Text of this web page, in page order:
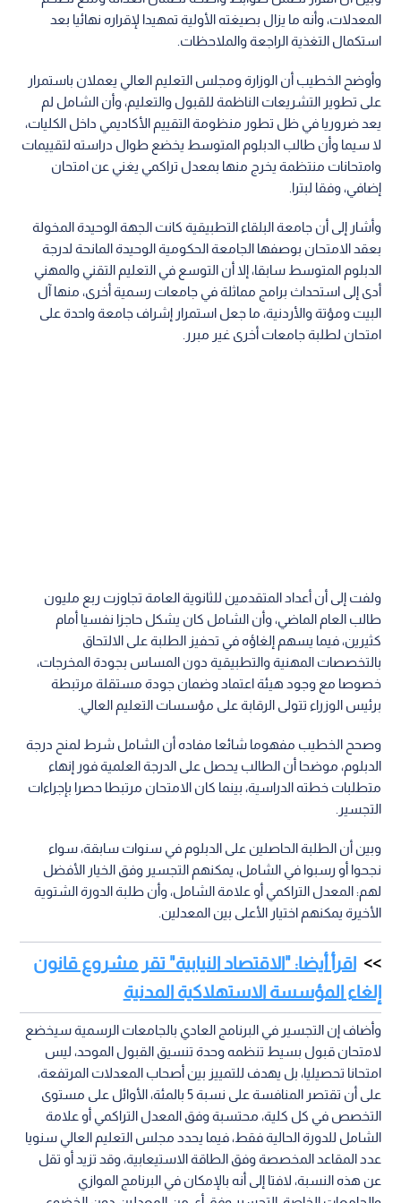
المعدلات، وأنه ما يزال بصيغته الأولية تمهيدا لإقراره نهائيا بعد
استكمال التغذية الراجعة والملاحظات.
وأوضح الخطيب أن الوزارة ومجلس التعليم العالي يعملان باستمرار
على تطوير التشريعات الناظمة للقبول والتعليم، وأن الشامل لم
يعد ضروريا في ظل تطور منظومة التقييم الأكاديمي داخل الكليات،
لا سيما وأن طالب الدبلوم المتوسط يخضع طوال دراسته لتقييمات
وامتحانات منتظمة يخرج منها بمعدل تراكمي يغني عن امتحان
إضافي، وفقا لبترا.
وأشار إلى أن جامعة البلقاء التطبيقية كانت الجهة الوحيدة المخولة
بعقد الامتحان بوصفها الجامعة الحكومية الوحيدة المانحة لدرجة
الدبلوم المتوسط سابقا، إلا أن التوسع في التعليم التقني والمهني
أدى إلى استحداث برامج مماثلة في جامعات رسمية أخرى، منها آل
البيت ومؤتة والأردنية، ما جعل استمرار إشراف جامعة واحدة على
امتحان لطلبة جامعات أخرى غير مبرر.
ولفت إلى أن أعداد المتقدمين للثانوية العامة تجاوزت ربع مليون
طالب العام الماضي، وأن الشامل كان يشكل حاجزا نفسيا أمام
كثيرين، فيما يسهم إلغاؤه في تحفيز الطلبة على الالتحاق
بالتخصصات المهنية والتطبيقية دون المساس بجودة المخرجات،
خصوصا مع وجود هيئة اعتماد وضمان جودة مستقلة مرتبطة
برئيس الوزراء تتولى الرقابة على مؤسسات التعليم العالي.
وصحح الخطيب مفهوما شائعا مفاده أن الشامل شرط لمنح درجة
الدبلوم، موضحا أن الطالب يحصل على الدرجة العلمية فور إنهاء
متطلبات خطته الدراسية، بينما كان الامتحان مرتبطا حصرا بإجراءات
التجسير.
وبين أن الطلبة الحاصلين على الدبلوم في سنوات سابقة، سواء
نجحوا أو رسبوا في الشامل، يمكنهم التجسير وفق الخيار الأفضل
لهم: المعدل التراكمي أو علامة الشامل، وأن طلبة الدورة الشتوية
الأخيرة يمكنهم اختيار الأعلى بين المعدلين.
اقرأ أيضا: "الاقتصاد النيابية" تقر مشروع قانون
إلغاء المؤسسة الاستهلاكية المدنية
وأضاف إن التجسير في البرنامج العادي بالجامعات الرسمية سيخضع
لامتحان قبول بسيط تنظمه وحدة تنسيق القبول الموحد، ليس
امتحانا تحصيليا، بل يهدف للتمييز بين أصحاب المعدلات المرتفعة،
على أن تقتصر المنافسة على نسبة 5 بالمئة، الأوائل على مستوى
التخصص في كل كلية، محتسبة وفق المعدل التراكمي أو علامة
الشامل للدورة الحالية فقط، فيما يحدد مجلس التعليم العالي سنويا
عدد المقاعد المخصصة وفق الطاقة الاستيعابية، وقد تزيد أو تقل
عن هذه النسبة، لافتا إلى أنه بالإمكان في البرنامج الموازي